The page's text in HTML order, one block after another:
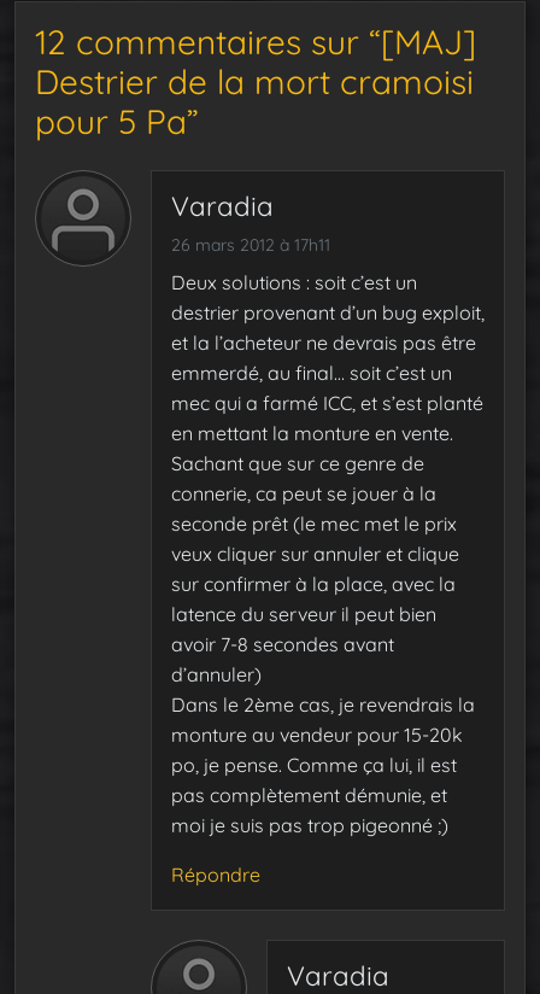
12 commentaires sur “[MAJ]
Destrier de la mort cramoisi
pour 5 Pa”
Varadia
26 mars 2012 à 17h11
Deux solutions : soit c’est un
destrier provenant d’un bug exploit,
et la l’acheteur ne devrais pas être
emmerdé, au final… soit c’est un
mec qui a farmé ICC, et s’est planté
en mettant la monture en vente.
Sachant que sur ce genre de
connerie, ca peut se jouer à la
seconde prêt (le mec met le prix
veux cliquer sur annuler et clique
sur confirmer à la place, avec la
latence du serveur il peut bien
avoir 7-8 secondes avant
d’annuler)
Dans le 2ème cas, je revendrais la
monture au vendeur pour 15-20k
po, je pense. Comme ça lui, il est
pas complètement démunie, et
moi je suis pas trop pigeonné ;)
Répondre
Varadia